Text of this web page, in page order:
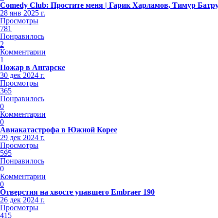
Comedy Club: Простите меня | Гарик Харламов, Тимур
28 янв 2025 г.
Просмотры
781
Понравилось
2
Комментарии
1
Пожар в Ангарске
30 дек 2024 г.
Просмотры
365
Понравилось
0
Комментарии
0
Авиакатастрофа в Южной Корее
29 дек 2024 г.
Просмотры
595
Понравилось
0
Комментарии
0
Отверстия на хвосте упавшего Embraer 190
26 дек 2024 г.
Просмотры
415